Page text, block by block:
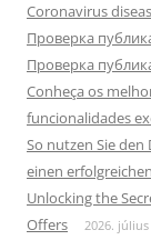
Coronavirus
Проверка
Проверка
Conheça os
funcionalidades
So nutzen Sie
einen
Unlocking the
Offers
2026. július